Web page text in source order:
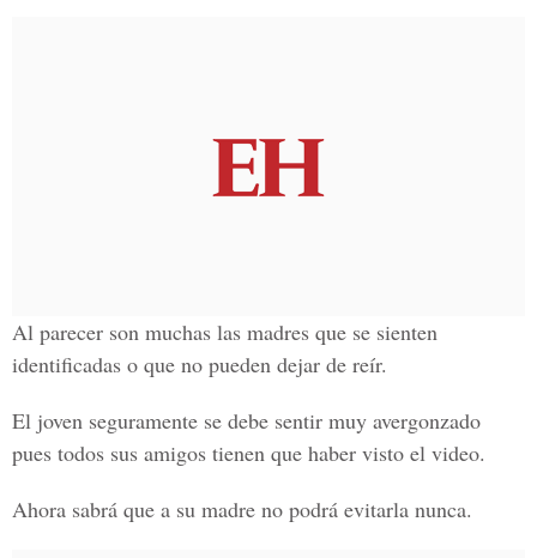
Al parecer son muchas las madres que se sienten
identificadas o que no pueden dejar de reír.
El joven seguramente se debe sentir muy avergonzado
pues todos sus amigos tienen que haber visto el video.
Ahora sabrá que a su madre no podrá evitarla nunca.